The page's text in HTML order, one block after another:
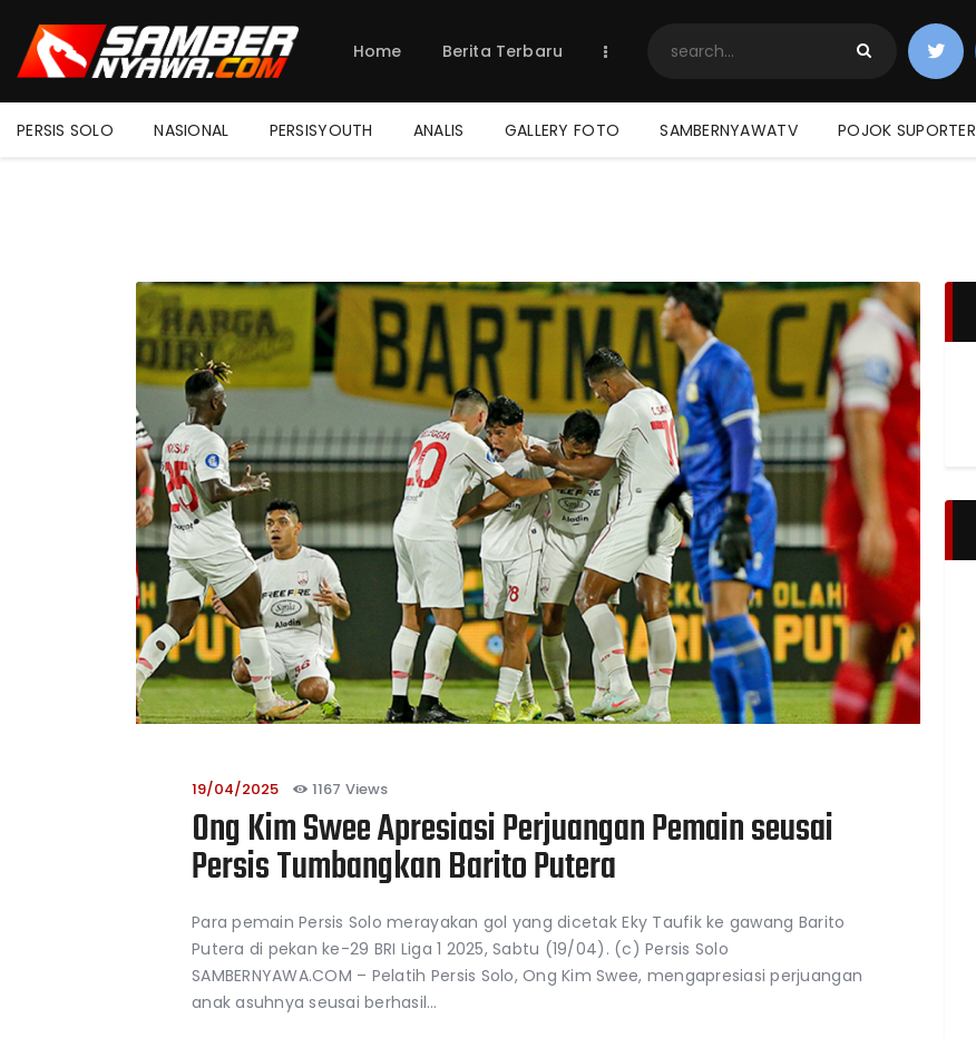
Home Berita Terbaru
PERSIS SOLO NASIONAL PERSISYOUTH ANALIS GALLERY FOTO SAMBERNYAWATV POJOK SUPORTER
Berita Terbaru
Jadwal & Hasil
Klasemen
19/04/2025 1167 Views
Ong Kim Swee Apresiasi Perjuangan Pemain seusai
Persis Tumbangkan Barito Putera
Para pemain Persis Solo merayakan gol yang dicetak Eky Taufik ke gawang Barito
Putera di pekan ke-29 BRI Liga 1 2025, Sabtu (19/04). (c) Persis Solo
SAMBERNYAWA.COM – Pelatih Persis Solo, Ong Kim Swee, mengapresiasi perjuangan
anak asuhnya seusai berhasil…